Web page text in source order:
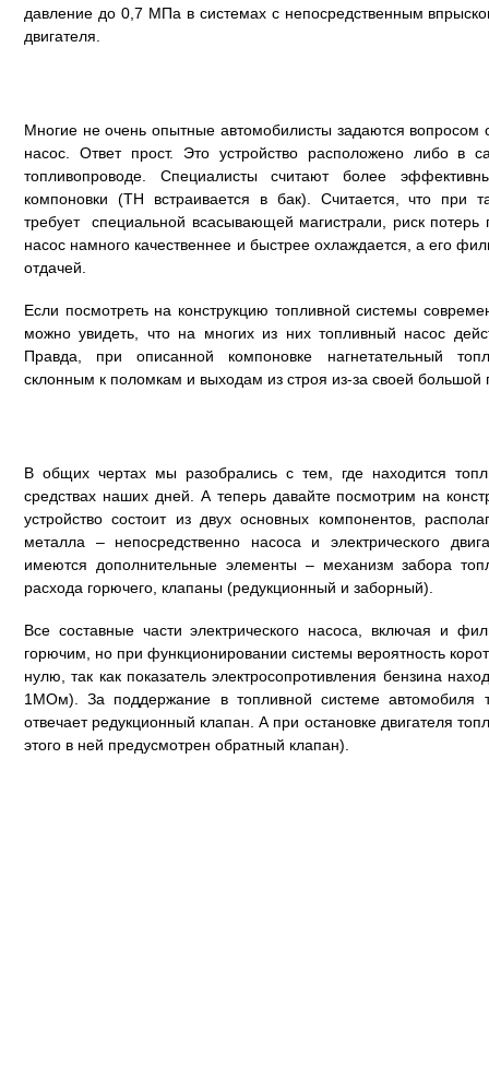
давление до 0,7 МПа в системах с непосредственным
двигателя.
Многие не очень опытные автомобилисты задаются вопросом
насос. Ответ прост. Это устройство расположено либо в
топливопроводе. Специалисты считают более
компоновки (ТН встраивается в бак). Считается, что при
требует специальной всасывающей магистрали, риск
насос намного качественнее и быстрее охлаждается, а его
отдачей.
Если посмотреть на конструкцию топливной системы
можно увидеть, что на многих из них топливный насос
Правда, при описанной компоновке нагнетательный
склонным к поломкам и выходам из строя из-за своей большой
В общих чертах мы разобрались с тем, где находится
средствах наших дней. А теперь давайте посмотрим на
устройство состоит из двух основных компонентов,
металла – непосредственно насоса и электрического
имеются дополнительные элементы – механизм забора
расхода горючего, клапаны (редукционный и заборный).
Все составные части электрического насоса, включая и
горючим, но при функционировании системы вероятность
нулю, так как показатель электросопротивления бензина
1МОм). За поддержание в топливной системе автомобиля
отвечает редукционный клапан. А при остановке двигателя
этого в ней предусмотрен обратный клапан).